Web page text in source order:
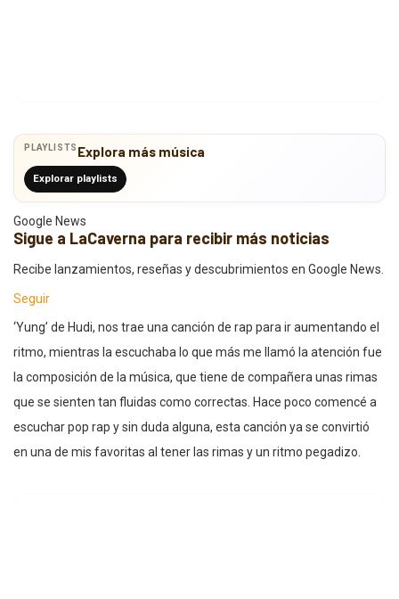
PLAYLISTS Explora más música
Explorar playlists
Google News
Sigue a LaCaverna para recibir más noticias
Recibe lanzamientos, reseñas y descubrimientos en Google News.
Seguir
‘Yung’ de Hudi, nos trae una canción de rap para ir aumentando el
ritmo, mientras la escuchaba lo que más me llamó la atención fue
la composición de la música, que tiene de compañera unas rimas
que se sienten tan fluidas como correctas. Hace poco comencé a
escuchar pop rap y sin duda alguna, esta canción ya se convirtió
en una de mis favoritas al tener las rimas y un ritmo pegadizo.